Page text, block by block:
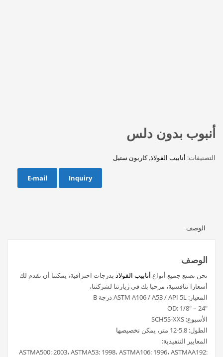
أنبوب بدون دلس
التصنيفات: أنابيب الفولاذ,كاربون ستيل
Inquiry
E-mail
الوصف
الوصف
نحن نصنع جميع أنواع أنابيب الفولاذ بدرجات احترافية، يمكننا أن نقدم لك
أسعارا تنافسية، مرحبا بك في زيارتنا لشركتنا،
المعيار: ASTM A106 / A53 / API 5L درجة B
OD: 1/8″ – 24″
الأسبوع: SCH5S-XXS
الطول: 5.8-12 متر، يمكن تخصيصها
المعايير التنفيذية:
ASTMA500: 2003، ASTMA53: 1998، ASTMA106: 1996، ASTMAA192: